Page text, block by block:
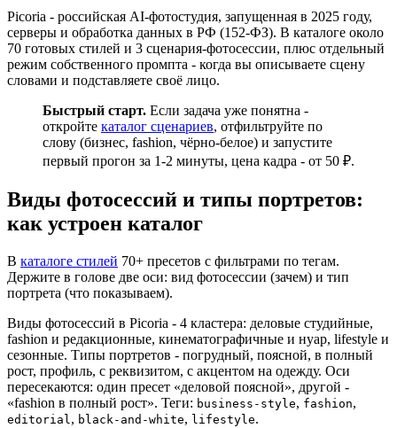
Picoria - российская AI-фотостудия, запущенная в 2025 году,
серверы и обработка данных в РФ (152-ФЗ). В каталоге около
70 готовых стилей и 3 сценария-фотосессии, плюс отдельный
режим собственного промпта - когда вы описываете сцену
словами и подставляете своё лицо.
Быстрый старт. Если задача уже понятна -
откройте каталог сценариев, отфильтруйте по
слову (бизнес, fashion, чёрно-белое) и запустите
первый прогон за 1-2 минуты, цена кадра - от 50 ₽.
Виды фотосессий и типы портретов:
как устроен каталог
В каталоге стилей 70+ пресетов с фильтрами по тегам.
Держите в голове две оси: вид фотосессии (зачем) и тип
портрета (что показываем).
Виды фотосессий в Picoria - 4 кластера: деловые студийные,
fashion и редакционные, кинематографичные и нуар, lifestyle и
сезонные. Типы портретов - погрудный, поясной, в полный
рост, профиль, с реквизитом, с акцентом на одежду. Оси
пересекаются: один пресет «деловой поясной», другой -
«fashion в полный рост». Теги: business-style, fashion,
editorial, black-and-white, lifestyle.